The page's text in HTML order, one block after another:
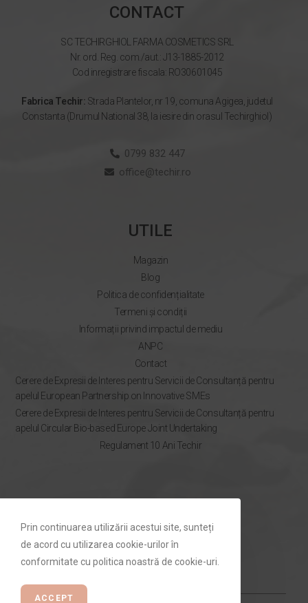
CONTACT
SC TECHIRGHIOL FARMA COSMETICS SRL
Nr. ord. Reg. com./aut.: J13-1885-2012
Cod inregistrare fiscala: RO30601045
Fabrica Techir: Strada Plantelor, nr 19, comuna Agigea, judetul
Constanta (Drumul National 38, la iesire din orasul Techirghiol)
0799 832 447
office@techir.ro
UTILE
Magazin
Blog
Politica de confidențialitate
Termeni și condiții
Informații privind impactul de mediu
ANPC
Contact
Cerere de Expresii de Interes pentru Servicii de Consultanță pentru
apelul European Partnership on Innovative SMEs
Cerere de Expresii de Interes pentru Servicii de Consultanță pentru
apelul Circular Bio-based Europe Joint Undertaking
Regulament 10 Ani Techir
Rămâi la curent cu ofertele Techir.ro
Prin continuarea utilizării acestui site, sunteți
de acord cu utilizarea cookie-urilor în
conformitate cu politica noastră de cookie-uri.
ACCEPT